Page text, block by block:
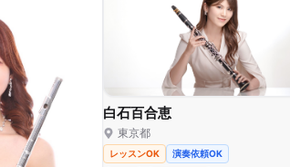
白石百合恵
東京都
レッスンOK
演奏依頼OK